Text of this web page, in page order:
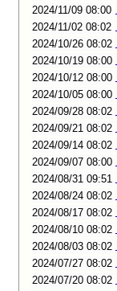
2024/11/09 08:00
2024/11/02 08:02
2024/10/26 08:02
2024/10/19 08:00
2024/10/12 08:00
2024/10/05 08:00
2024/09/28 08:02
2024/09/21 08:02
2024/09/14 08:02
2024/09/07 08:00
2024/08/31 09:51
2024/08/24 08:02
2024/08/17 08:02
2024/08/10 08:02
2024/08/03 08:02
2024/07/27 08:02
2024/07/20 08:02